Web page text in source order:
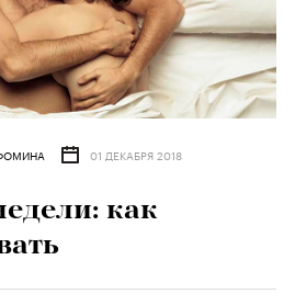
01 ДЕКАБРЯ 2018
как